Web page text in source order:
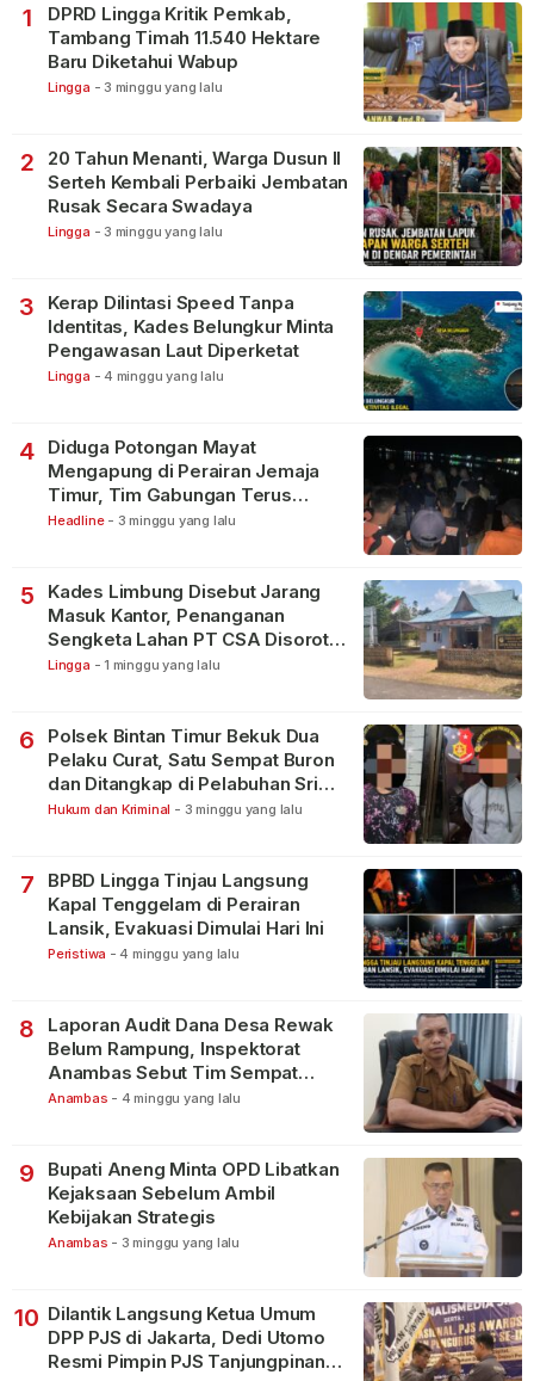
1
DPRD Lingga Kritik Pemkab,
Tambang Timah 11.540 Hektare
Baru Diketahui Wabup
Lingga - 3 minggu yang lalu
2
20 Tahun Menanti, Warga Dusun II
Serteh Kembali Perbaiki Jembatan
Rusak Secara Swadaya
Lingga - 3 minggu yang lalu
3
Kerap Dilintasi Speed Tanpa
Identitas, Kades Belungkur Minta
Pengawasan Laut Diperketat
Lingga - 4 minggu yang lalu
4
Diduga Potongan Mayat
Mengapung di Perairan Jemaja
Timur, Tim Gabungan Terus
Lakukan Pencarian
Headline - 3 minggu yang lalu
5
Kades Limbung Disebut Jarang
Masuk Kantor, Penanganan
Sengketa Lahan PT CSA Disorot
Warga
Lingga - 1 minggu yang lalu
6
Polsek Bintan Timur Bekuk Dua
Pelaku Curat, Satu Sempat Buron
dan Ditangkap di Pelabuhan Sri
Bintan Pura
Hukum dan Kriminal - 3 minggu yang lalu
7
BPBD Lingga Tinjau Langsung
Kapal Tenggelam di Perairan
Lansik, Evakuasi Dimulai Hari Ini
Peristiwa - 4 minggu yang lalu
8
Laporan Audit Dana Desa Rewak
Belum Rampung, Inspektorat
Anambas Sebut Tim Sempat
Terbagi Tangani Kasus Lain
Anambas - 4 minggu yang lalu
9
Bupati Aneng Minta OPD Libatkan
Kejaksaan Sebelum Ambil
Kebijakan Strategis
Anambas - 3 minggu yang lalu
10 Dilantik Langsung Ketua Umum
DPP PJS di Jakarta, Dedi Utomo
Resmi Pimpin PJS Tanjungpinang-